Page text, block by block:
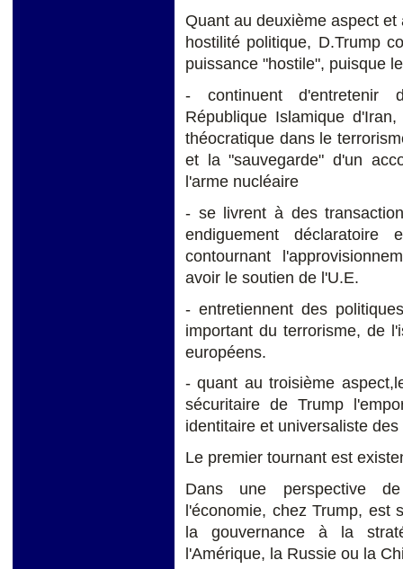
Quant au deuxième aspect
hostilité politique, D.Trump
puissance "hostile", puisque
- continuent d'entretenir
République Islamique
théocratique dans le
et la "sauvegarde" d'un
l'arme nucléaire
- se livrent à des
endiguement
contournant
avoir le soutien de l'U.E.
- entretiennent des
important du terrorisme, de
européens.
- quant au troisième
sécuritaire de Trump
identitaire et universaliste
Le premier tournant est
Dans une perspective
l'économie, chez Trump,
la gouvernance à la
l'Amérique, la Russie ou la